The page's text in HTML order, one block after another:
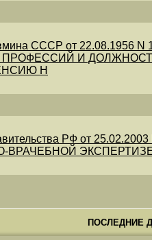
СССР от 22.08.1956
И
Н
РФ от
ПОСЛЕДНИЕ